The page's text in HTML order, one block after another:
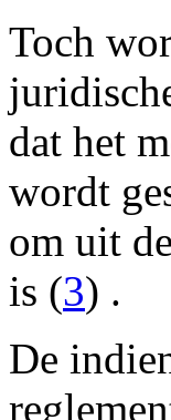
Toch
dat het
wordt
om uit
is (3) .
De